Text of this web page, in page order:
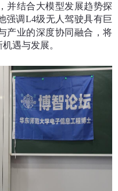
并结合大模型发展趋势探
强调L4级无人驾驶具有巨
产业的深度协同融合，将
遇与发展。